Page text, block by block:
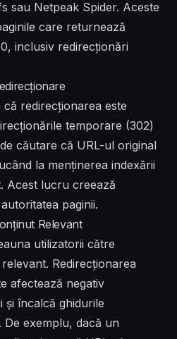
sau Netpeak Spider. Aceste
care returnează
inclusiv redirecționări
redirecționarea este
temporare (302)
căutare că URL-ul original
la menținerea indexării
Acest lucru creează
paginii.
Relevant
utilizatorii către
Redirecționarea
afectează negativ
și încalcă ghidurile
exemplu, dacă un